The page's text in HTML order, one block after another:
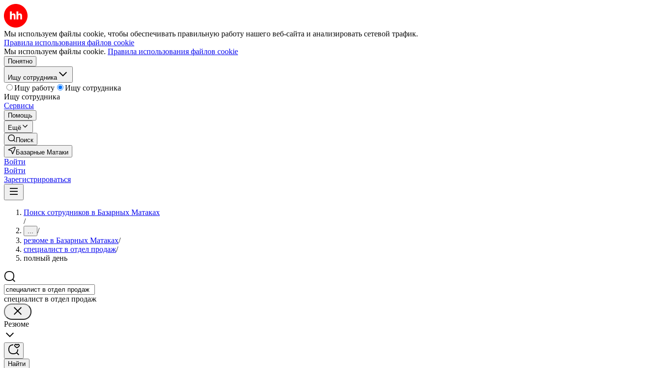
Мы используем файлы cookie, чтобы обеспечивать правильную работу нашего веб-сайта и анализировать сетевой трафик.
Правила использования файлов cookie
Мы используем файлы cookie. Правила использования файлов cookie
Понятно
Ищу сотрудника
Ищу работу
Ищу сотрудника
Ищу сотрудника
Сервисы
Помощь
Ещё
Поиск
Базарные Матаки
Войти
Войти
Зарегистрироваться
Поиск сотрудников в Базарных Матаках
/
... /
резюме в Базарных Матаках/
специалист в отдел продаж/
полный день
специалист в отдел продаж
Резюме
Найти